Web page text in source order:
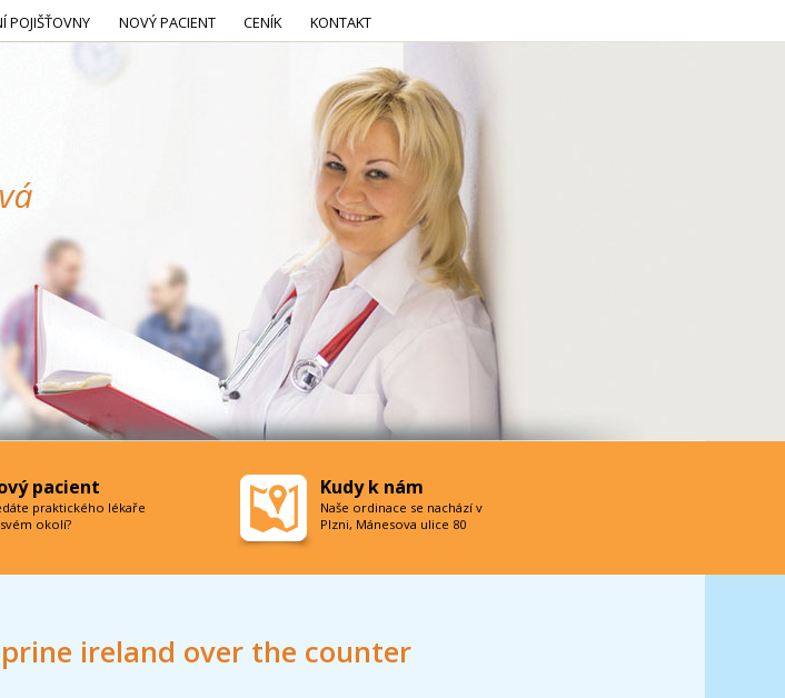
ireland over the counter
POJIŠŤOVNY NOVÝ PACIENT CENÍK KONTAKT
pacient
praktického lékaře
okolí?
Kudy k nám
Naše ordinace se nachází v
Plzni, Mánesova ulice 80